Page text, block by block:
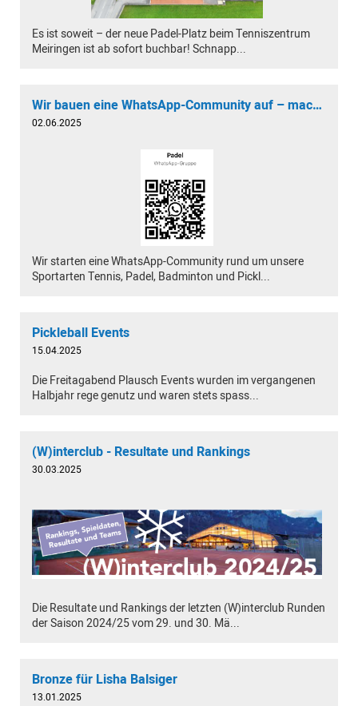
Es ist soweit – der neue Padel-Platz beim Tenniszentrum
Meiringen ist ab sofort buchbar! Schnapp...
Wir bauen eine WhatsApp-Community auf – mach mit!
02.06.2025
Wir starten eine WhatsApp-Community rund um unsere
Sportarten Tennis, Padel, Badminton und Pickl...
Pickleball Events
15.04.2025
Die Freitagabend Plausch Events wurden im vergangenen
Halbjahr rege genutz und waren stets spass...
(W)interclub - Resultate und Rankings
30.03.2025
Die Resultate und Rankings der letzten (W)interclub Runden
der Saison 2024/25 vom 29. und 30. Mä...
Bronze für Lisha Balsiger
13.01.2025